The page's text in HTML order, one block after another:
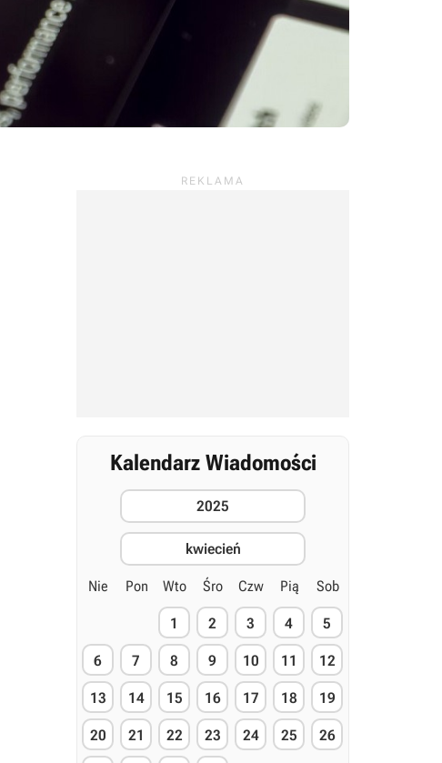
Kalendarz Wiadomości
2025
kwiecień
Nie Pon Wto Śro Czw Pią Sob
1 2 3 4 5
6 7 8 9 10 11 12
13 14 15 16 17 18 19
20 21 22 23 24 25 26